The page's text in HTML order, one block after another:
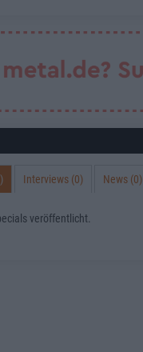
Interviews (0) News (0)
veröffentlicht.